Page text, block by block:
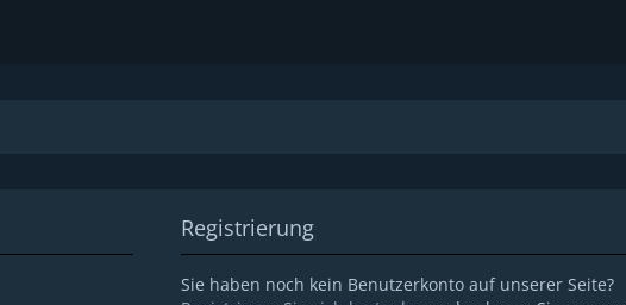
Registrierung
Sie haben noch kein Benutzerkonto auf unserer Seite?